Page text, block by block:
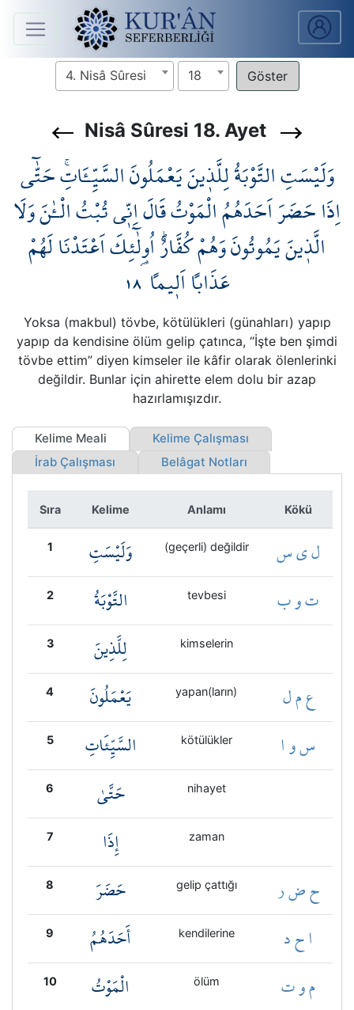
Anasayfa
Ders
V.
Ders
Notları
Seferberliği
Kökler
4. Nisâ Sûresi 18
Nisâ Sûresi 18. Ayet
وَلَيْسَتِ التَّوْبَةُ لِلَّذ۪ينَ يَعْمَلُونَ السَّيِّـَٔاتِۚ حَتّٰٓى
اِذَا حَضَرَ اَحَدَهُمُ الْمَوْتُ قَالَ اِنّ۪ي تُبْتُ الْـٰٔنَ وَلَا
الَّذ۪ينَ يَمُوتُونَ وَهُمْ كُفَّارٌۜ اُو۬لٰٓئِكَ اَعْتَدْنَا لَهُمْ
عَذَاباً اَل۪يماً١٨
Yoksa (makbul) tövbe, kötülükleri (günahları) yapıp
yapıp da kendisine ölüm gelip çatınca, “İşte ben şimdi
tövbe ettim” diyen kimseler ile kâfir olarak ölenlerinki
değildir. Bunlar için ahirette elem dolu bir azap
hazırlamışızdır.
Kelime Meali
Kelime Çalışması
İrab Çalışması
Belâgat Notları
Sıra Kelime Anlamı Kökü
1 وَلَيْسَتِ (geçerli) değildir ل ي س
2 التَّوْبَةُ tevbesi ت و ب
3 لِلَّذِينَ kimselerin
4 يَعْمَلُونَ yapan(ların) ع م ل
5 السَّيِّئَاتِ kötülükler س و ا
6 حَتَّىٰ nihayet
7 إِذَا zaman
8 حَضَرَ gelip çattığı ح ض ر
9 أَحَدَهُمُ kendilerine ا ح د
10 الْمَوْتُ ölüm م و ت